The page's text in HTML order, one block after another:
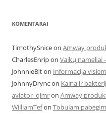
KOMENTARAI
TimothySniceon Amway
CharlesEnripon Vaikų nameliai
JohnnieBiton Informacija
JohnnyDryncon Kaina ir
aviator_ojmron Amway
WilliamTefon Tobulam